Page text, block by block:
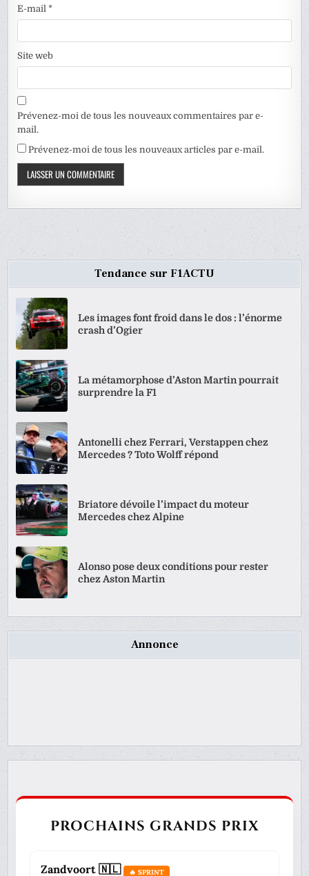
E-mail*
Site web
Prévenez-moi de tous les nouveaux commentaires par e-
mail.
Prévenez-moi de tous les nouveaux articles par e-mail.
Tendance sur F1ACTU
Les images font froid dans le dos : l’énorme
crash d’Ogier
La métamorphose d’Aston Martin pourrait
surprendre la F1
Antonelli chez Ferrari, Verstappen chez
Mercedes ? Toto Wolff répond
Briatore dévoile l’impact du moteur
Mercedes chez Alpine
Alonso pose deux conditions pour rester
chez Aston Martin
Annonce
PROCHAINS GRANDS PRIX
Zandvoort 🇳🇱 🔥 SPRINT